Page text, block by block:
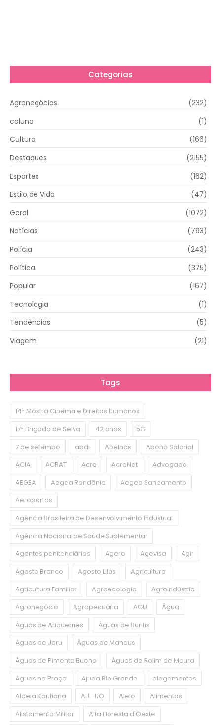
Categorias
Agronegócios
(232)
coluna
(1)
Cultura
(166)
Destaques
(2155)
Esportes
(162)
Estilo de Vida
(47)
Geral
(1072)
Notícias
(793)
Polícia
(243)
Política
(375)
Popular
(167)
Tecnologia
(1)
Tendências
(5)
Viagem
(21)
Tags
14ª Mostra Cinema e Direitos Humanos
17ª Brigada de Selva
42 anos
5G
7 de setembo
abdi Abelhas
Abono Salarial
ACIA
ACRAT Acre AcroNet
Advogado
AEGEA
Aegea Rondônia
Aegea Saneamento
Aeroportos
Agência Brasileira de Desenvolvimento Industrial
Agência Nacional de Saúde Suplementar
Agentes penitenciários
Agero Agevisa
Agir
Agosto Branco
Agosto Lilás
Agricultura
Agricultura Familiar
Agroecologia
Agroindústria
Agronegócio
Agropecuária AGU
Água
Águas de Ariquemes
Águas de Buritis
Águas de Jaru
Águas de Manaus
Águas de Pimenta Bueno
Águas de Rolim de Moura
Águas na Praça
Ajuda Rio Grande
alagamentos
Aldeia Karitiana
ALE-RO Alelo
Alimentos
Alistamento Militar
Alta Floresta d'Oeste